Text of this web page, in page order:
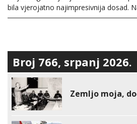
bila vjerojatno najimpresivnija dosad.
Broj 766, srpanj 2026.
Zemljo moja,